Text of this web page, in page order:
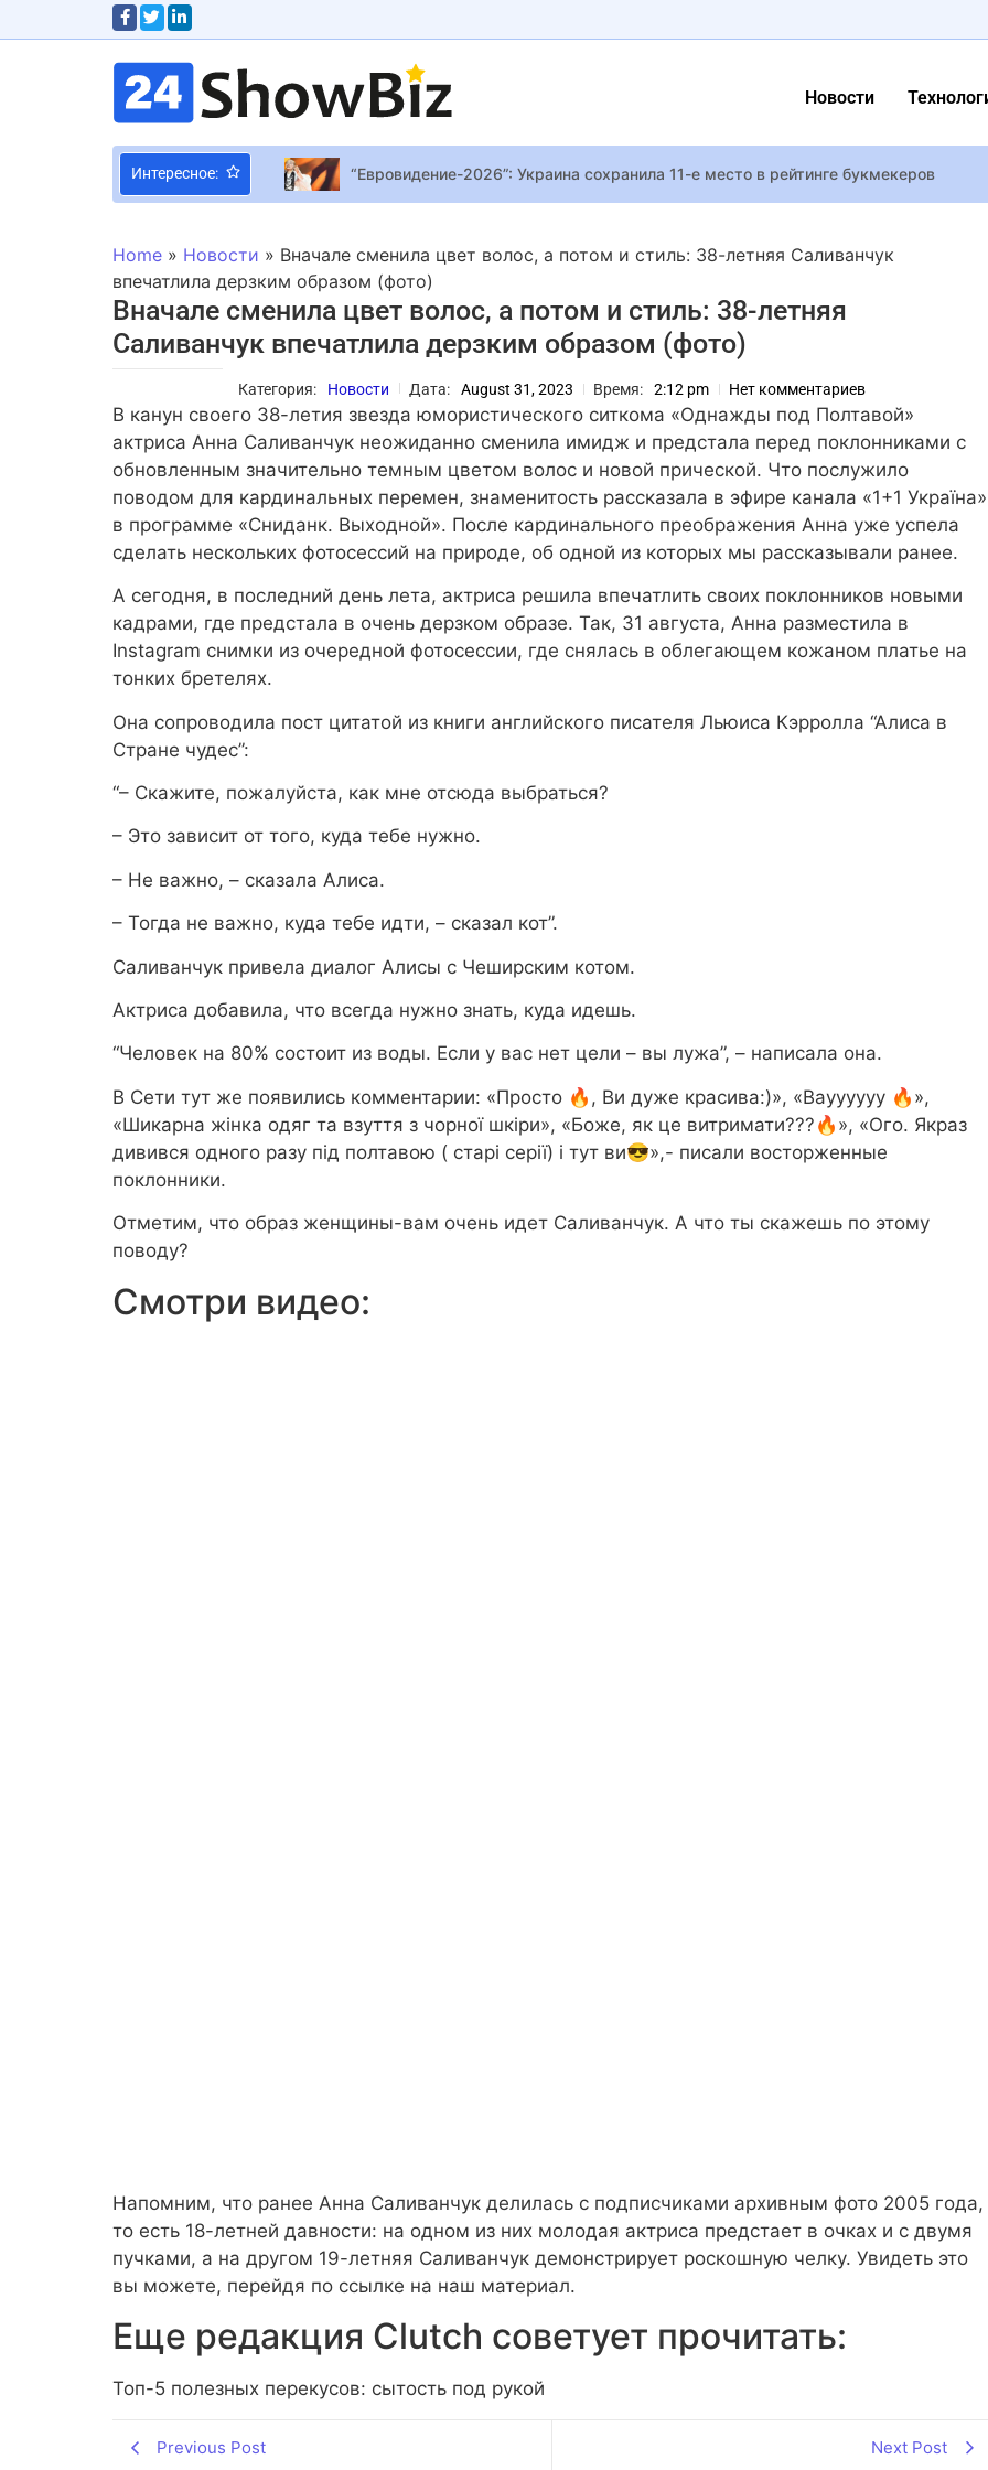
Новости
Интересное:
“Евровидение-2026”: Украина сохранила 11-е место в рейтинге букмекеров
Женщины принца Монако Альбера
Селеста сообщает о загадочной орбитальной активности в ARC Raiders, и
Order of the Sinking Star Джонатана Блоу обещает 500 часов головоломок –
Valve убрала из Steam тег для игр на движке RPG Maker, и большинство
Смерть Эрика Дейна в 53 года: какова продолжительность жизни при БАС?
После выхода “Deadpool 3”, Райан Рейнольдс и Шон Леви вновь объединятся в
Джулианна Мур и Сидни Суини сыграют в триллере о матери и дочери
Home » Новости » Вначале сменила цвет волос, а потом и стиль: 38-летняя Саливанчук
впечатлила дерзким образом (фото)
Вначале сменила цвет волос, а потом и стиль: 38-летняя
Саливанчук впечатлила дерзким образом (фото)
Категория: Новости Дата: August 31, 2023 Время: 2:12 pm Нет комментариев
В канун своего 38-летия звезда юмористического ситкома «Однажды под Полтавой»
актриса Анна Саливанчук неожиданно сменила имидж и предстала перед поклонниками с
обновленным значительно темным цветом волос и новой прической. Что послужило
поводом для кардинальных перемен, знаменитость рассказала в эфире канала «1+1 Україна»
в программе «Сниданк. Выходной». После кардинального преображения Анна уже успела
сделать нескольких фотосессий на природе, об одной из которых мы рассказывали ранее.
А сегодня, в последний день лета, актриса решила впечатлить своих поклонников новыми
кадрами, где предстала в очень дерзком образе. Так, 31 августа, Анна разместила в
Instagram снимки из очередной фотосессии, где снялась в облегающем кожаном платье на
тонких бретелях.
Она сопроводила пост цитатой из книги английского писателя Льюиса Кэрролла “Алиса в
Стране чудес”:
“– Скажите, пожалуйста, как мне отсюда выбраться?
– Это зависит от того, куда тебе нужно.
– Не важно, – сказала Алиса.
– Тогда не важно, куда тебе идти, – сказал кот”.
Саливанчук привела диалог Алисы с Чеширским котом.
Актриса добавила, что всегда нужно знать, куда идешь.
“Человек на 80% состоит из воды. Если у вас нет цели – вы лужа”, – написала она.
В Сети тут же появились комментарии: «Просто 🔥, Ви дуже красива:)», «Вауууууу 🔥»,
«Шикарна жінка одяг та взуття з чорної шкіри», «Боже, як це витримати???🔥», «Ого. Якраз
дивився одного разу під полтавою ( старі серії) і тут ви😎»,- писали восторженные
поклонники.
Отметим, что образ женщины-вам очень идет Саливанчук. А что ты скажешь по этому
поводу?
Смотри видео:
Напомним, что ранее Анна Саливанчук делилась с подписчиками архивным фото 2005 года,
то есть 18-летней давности: на одном из них молодая актриса предстает в очках и с двумя
пучками, а на другом 19-летняя Саливанчук демонстрирует роскошную челку. Увидеть это
вы можете, перейдя по ссылке на наш материал.
Еще редакция Сlutch советует прочитать:
Топ-5 полезных перекусов: сытость под рукой
Previous Post Next Post